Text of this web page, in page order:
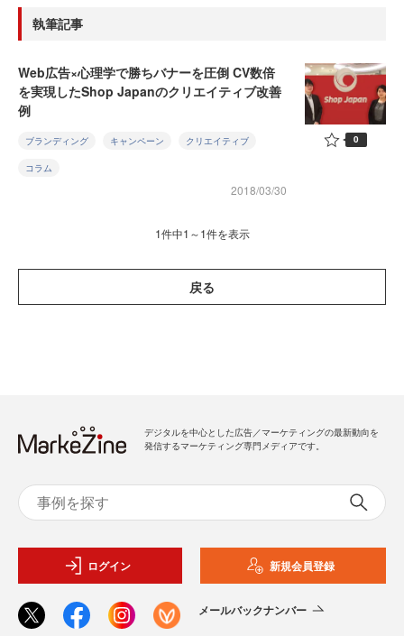
執筆記事
Web広告×心理学で勝ちバナーを圧倒 CV数倍
を実現したShop Japanのクリエイティブ改善
例
ブランディング キャンペーン クリエイティブ
コラム
2018/03/30
0
1件中1～1件を表示
戻る
デジタルを中心とした広告／マーケティングの最新動向を
発信するマーケティング専門メディアです。
ログイン 新規会員登録
メールバックナンバー